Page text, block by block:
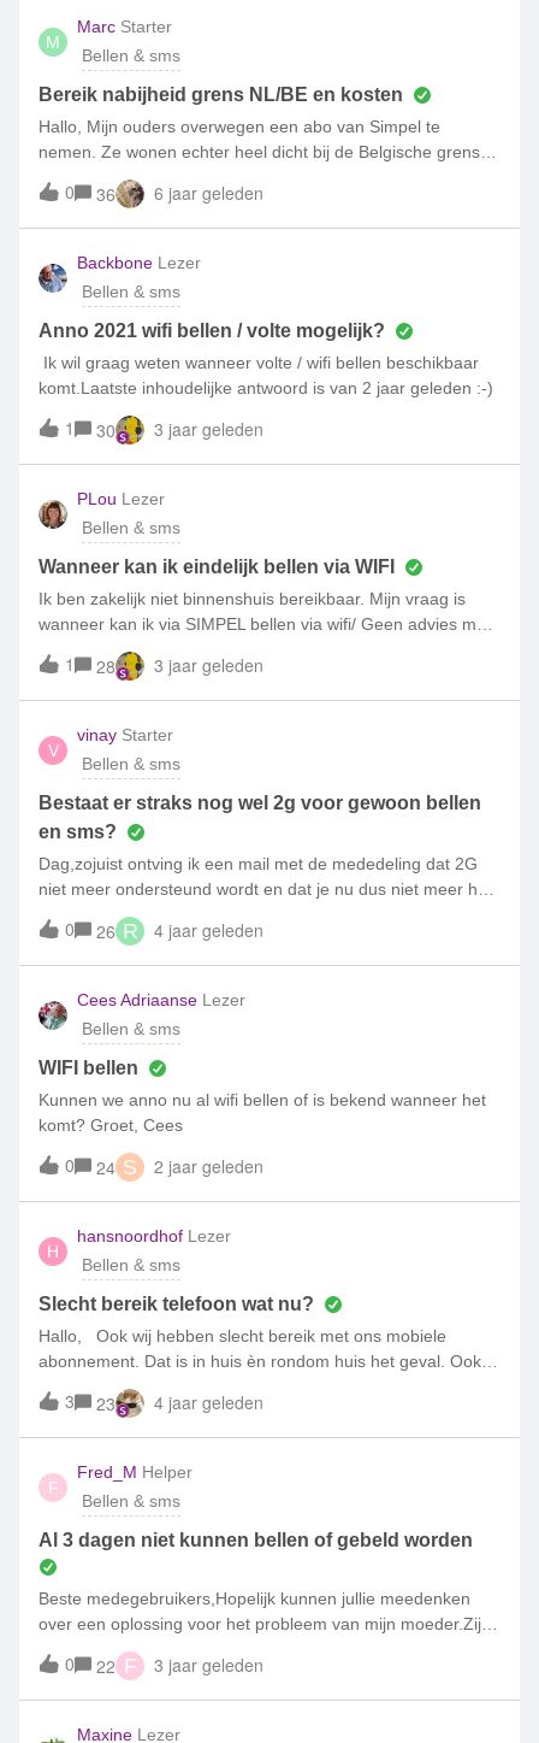
oke.Het is dus de combinatie simpel met mijn s8+ die niet
werkt.Na contact met de telefonische klantenservice een
nieuwe simkaart van simpel gekregen maar geeft hetzelfde
probleem.Wat nu?
M
Marc Starter
Bellen & sms
Bereik nabijheid grens NL/BE en kosten
Hallo, Mijn ouders overwegen een abo van Simpel te
nemen. Ze wonen echter heel dicht bij de Belgische grens
waar Simpel heel slecht bereik heeft. De Belgische provider
heeft perfect bereik Kunnen zij toch een Simpel abo nemen
en dan roamen? (zowel bellen als internet) Met groeten
0 36 6 jaar geleden
Backbone Lezer
Bellen & sms
Anno 2021 wifi bellen / volte mogelijk?
Ik wil graag weten wanneer volte / wifi bellen beschikbaar
komt.Laatste inhoudelijke antwoord is van 2 jaar geleden :-)
1 30 3 jaar geleden
PLou Lezer
Bellen & sms
Wanneer kan ik eindelijk bellen via WIFI
Ik ben zakelijk niet binnenshuis bereikbaar. Mijn vraag is
wanneer kan ik via SIMPEL bellen via wifi/ Geen advies mbt
uitzoeken dekking is al reeds gedaan. Ik sta op het punt om
over te stappen naar een andere provider. Het kan toch niet
zo zijn dat ik in ons nieuwbouwhuis onbereikbaar ben… en
dat is toch zo Wanneerrr Simpel groeten.
1 28 3 jaar geleden
V
vinay Starter
Bellen & sms
Bestaat er straks nog wel 2g voor gewoon bellen
en sms?
Dag,zojuist ontving ik een mail met de mededeling dat 2G
niet meer ondersteund wordt en dat je nu dus niet meer het
internet op kan via het 2G protocol. Nou gebruik ik een 2G
telefoon (Nokia 108) maar ik gebruik deze uitsluitend voor
bellen en sms, niet voor het internet (als dat al zou kunnen).
Het wordt niet helemaal duidelijk uit de mail van Simpel,
maar kan ik nou in in 2020 niet meer bellen en smssen op
een telefoon die geen 3g/4g/5g ondersteunt? Zo ja, wat voor
speciaal protocol gaan ze gebruiken om over te bellen en
smssen? Gewoon bellen en sms gaat toch sowieso niet over
3g of 4g?
0 26 R 4 jaar geleden
Cees Adriaanse Lezer
Bellen & sms
WIFI bellen
Kunnen we anno nu al wifi bellen of is bekend wanneer het
komt? Groet, Cees
0 24 S 2 jaar geleden
H
hansnoordhof Lezer
Bellen & sms
Slecht bereik telefoon wat nu?
Hallo, Ook wij hebben slecht bereik met ons mobiele
abonnement. Dat is in huis èn rondom huis het geval. Ook al
een ander toestel geprobeerd maar dat gaf hetzelfde
probleem. Hakkelende en stotterende geluiden van de
andere kant van de lijn. Een streepje of geen streepje
bereik. Het was goed, heb dit abonnement nu al een half
jaar. Sinds twee a drie weken treden deze problemen op en
is een gesprek voeren erg lastig. Volgens de dekkingskaart
moet het allemaal dik voor elkaar zijn, maar dat is het dus
niet. Is er ergens een mast vervangen, verplaatst, defect?
3 23 4 jaar geleden
F
Fred_M Helper
Bellen & sms
Al 3 dagen niet kunnen bellen of gebeld worden
Beste medegebruikers,Hopelijk kunnen jullie meedenken
over een oplossing voor het probleem van mijn moeder.Zij
woont in Krimpen aan den IJssel (2922) en kan sinds
zondag 7 augustus niet bellen of gebeld worden. Ze is al
jaren abonnee bij Simpel zonder problemen en helaas gaat
het nu dus vanaf zondag fout.Ikzelf woon in Schiedam en als
0 22 F 3 jaar geleden
Maxine Lezer